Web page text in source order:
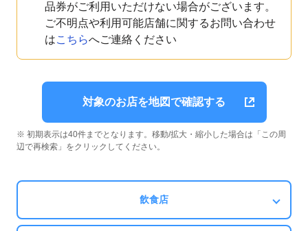
品券がご利用いただけない場合がございます。
ご不明点や利用可能店舗に関するお問い合わせ
はこちらへご連絡ください
対象のお店を地図で確認する
※ 初期表示は40件までとなります。移動/拡大・縮小した場合は「この周
辺で再検索」をクリックしてください。
飲食店